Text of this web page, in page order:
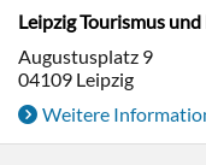
Leipzig Tourismus
Augustusplatz 9
04109 Leipzig
Weitere